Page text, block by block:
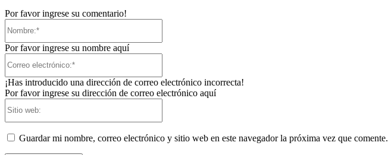
Por favor ingrese su comentario!
Por favor ingrese su nombre aquí
¡Has introducido una dirección de correo electrónico incorrecta!
Por favor ingrese su dirección de correo electrónico aquí
Guardar mi nombre, correo electrónico y sitio web en este navegador la próxima vez que comente.